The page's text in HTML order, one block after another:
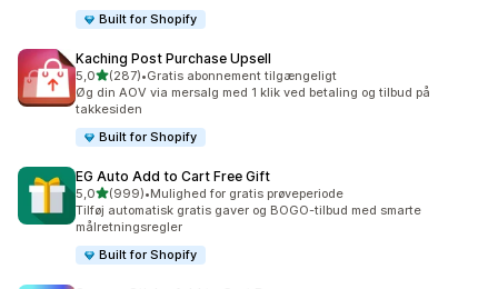
Built for Shopify
Kaching Post Purchase Upsell
5,0ud af 5 stjerner
(287)
287 anmeldelser i alt
•Gratis abonnement tilgængeligt
Øg din AOV via mersalg med 1 klik ved betaling og tilbud på
takkesiden
Built for Shopify
EG Auto Add to Cart Free Gift
5,0ud af 5 stjerner
(999)
999 anmeldelser i alt
•Mulighed for gratis prøveperiode
Tilføj automatisk gratis gaver og BOGO-tilbud med smarte
målretningsregler
Built for Shopify